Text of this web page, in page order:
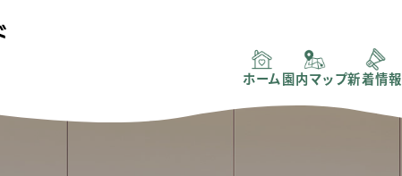
ホーム園内マップ新着情報